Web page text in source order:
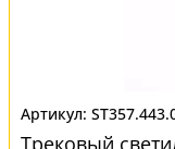
Трековый